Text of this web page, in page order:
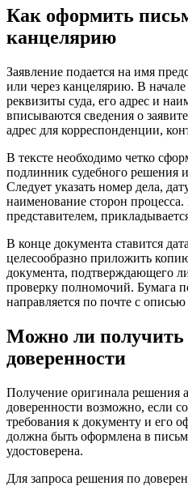
Как оформить
канцелярию
Заявление подается на имя
или через канцелярию. В
реквизиты суда, его адрес и
вписываются сведения о
адрес для корреспонденции,
В тексте необходимо четко
подлинник судебного решения
Следует указать номер дела,
наименование сторон процесса.
представителем,
В конце документа ставится
целесообразно приложить
документа, подтверждающего
проверку полномочий. Бумага
направляется по почте с
Можно ли получить
доверенности
Получение оригинала решения
доверенности возможно, если
требования к документу и его
должна быть оформлена в
удостоверена.
Для запроса решения по